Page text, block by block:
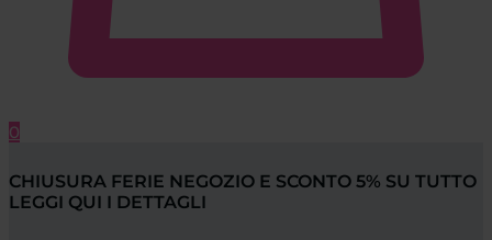
0
CHIUSURA FERIE NEGOZIO E SCONTO 5% SU TUTTO
LEGGI QUI I DETTAGLI